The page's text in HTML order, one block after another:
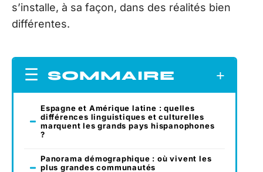
s’installe, à sa façon, dans des réalités bien
différentes.
SOMMAIRE
Espagne et Amérique latine : quelles
différences linguistiques et culturelles
marquent les grands pays hispanophones
?
Panorama démographique : où vivent les
plus grandes communautés